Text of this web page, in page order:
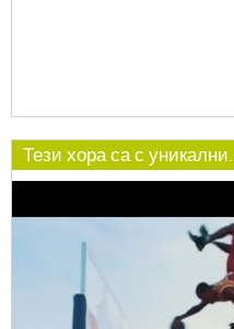
Тези хора са с уникални...